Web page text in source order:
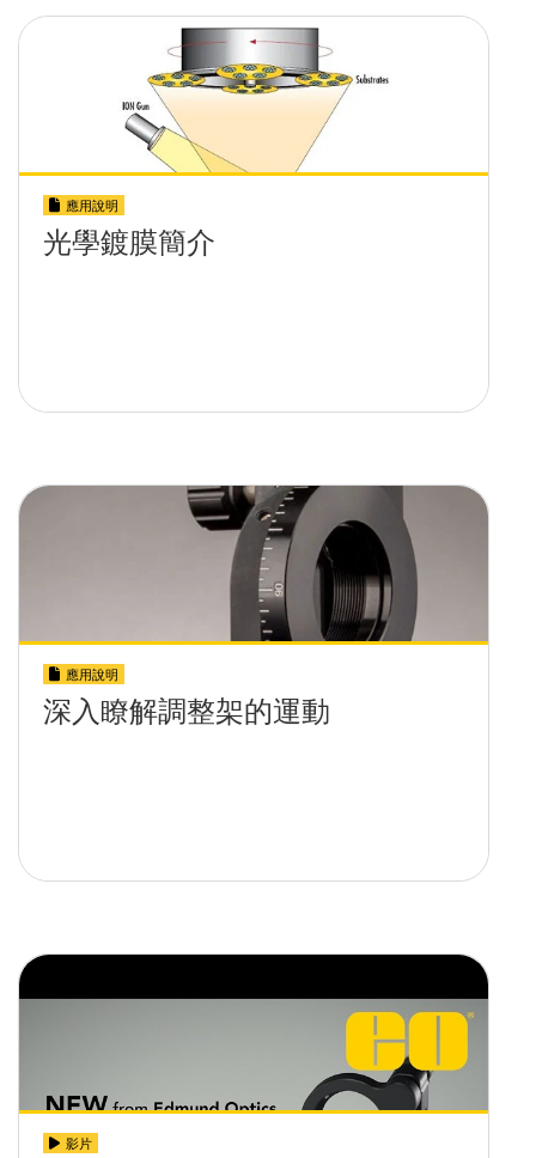
應用說明
光學鍍膜簡介
應用說明
深入瞭解調整架的運動
影片